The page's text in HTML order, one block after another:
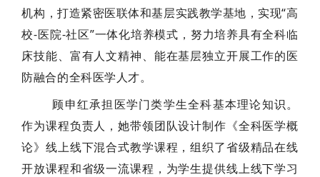
机构，打造紧密医联体和基层实践教学基地，实现“高
校-医院-社区”一体化培养模式，努力培养具有全科临
床技能、富有人文精神、能在基层独立开展工作的医
防融合的全科医学人才。
顾申红承担医学门类学生全科基本理论知识。
作为课程负责人，她带领团队设计制作《全科医学概
论》线上线下混合式教学课程，组织了省级精品在线
开放课程和省级一流课程，为学生提供线上线下学习